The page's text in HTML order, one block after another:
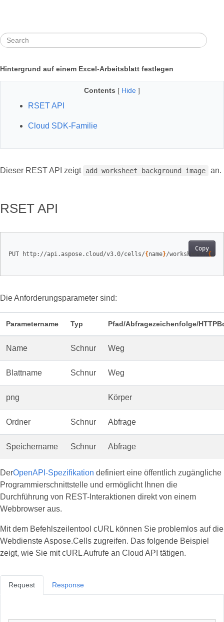
Hintergrund auf einem Excel-Arbeitsblatt festlegen
Contents [ Hide ]
RSET API
Cloud SDK-Familie
Dieser REST API zeigt add worksheet background image an.
RSET API
Copy
PUT http://api.aspose.cloud/v3.0/cells/{ name}/worksheets/ {
Die Anforderungsparameter sind:
Parametername Typ Pfad/Abfragezeichenfolge/
Name Schnur Weg
Blattname Schnur Weg
png Körper
Ordner Schnur Abfrage
Speichername Schnur Abfrage
DerOpenAPI-Spezifikation definiert eine öffentlich zugängliche
Programmierschnittstelle und ermöglicht Ihnen die
Durchführung von REST-Interaktionen direkt von einem
Webbrowser aus.
Mit dem Befehlszeilentool cURL können Sie problemlos auf die
Webdienste Aspose.Cells zugreifen. Das folgende Beispiel
zeigt, wie Sie mit cURL Aufrufe an Cloud API tätigen.
Request Response